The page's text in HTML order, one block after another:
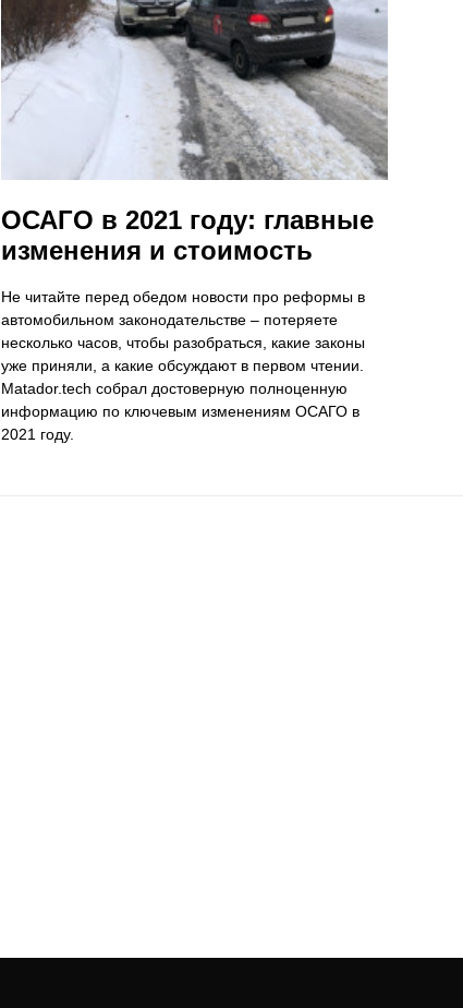
ОСАГО в 2021 году: главные
изменения и стоимость
​Не читайте перед обедом новости про реформы в
автомобильном законодательстве – потеряете
несколько часов, чтобы разобраться, какие законы
уже приняли, а какие обсуждают в первом чтении.
Matador.tech собрал достоверную полноценную
информацию по ключевым изменениям ОСАГО в
2021 году.